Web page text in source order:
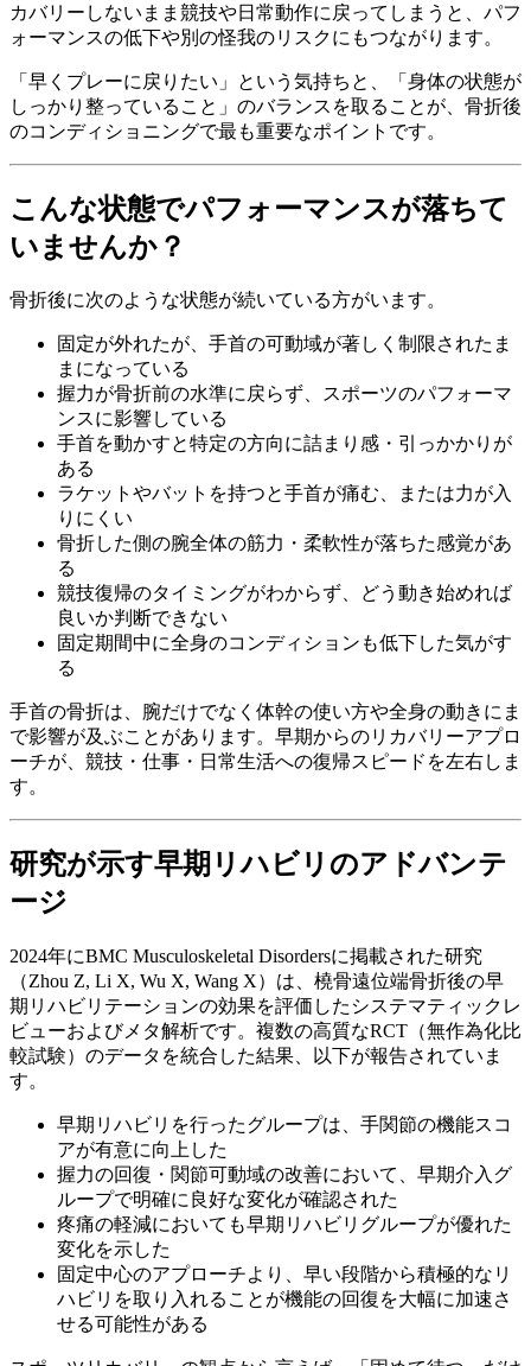
カバリーしないまま競技や日常動作に戻ってしまうと、パフ
ォーマンスの低下や別の怪我のリスクにもつながります。
「早くプレーに戻りたい」という気持ちと、「身体の状態が
しっかり整っていること」のバランスを取ることが、骨折後
のコンディショニングで最も重要なポイントです。
こんな状態でパフォーマンスが落ちて
いませんか？
骨折後に次のような状態が続いている方がいます。
固定が外れたが、手首の可動域が著しく制限されたま
まになっている
握力が骨折前の水準に戻らず、スポーツのパフォーマ
ンスに影響している
手首を動かすと特定の方向に詰まり感・引っかかりが
ある
ラケットやバットを持つと手首が痛む、または力が入
りにくい
骨折した側の腕全体の筋力・柔軟性が落ちた感覚があ
る
競技復帰のタイミングがわからず、どう動き始めれば
良いか判断できない
固定期間中に全身のコンディションも低下した気がす
る
手首の骨折は、腕だけでなく体幹の使い方や全身の動きにま
で影響が及ぶことがあります。早期からのリカバリーアプロ
ーチが、競技・仕事・日常生活への復帰スピードを左右しま
す。
研究が示す早期リハビリのアドバンテ
ージ
2024年にBMC Musculoskeletal Disordersに掲載された研究
（Zhou Z, Li X, Wu X, Wang X）は、橈骨遠位端骨折後の早
期リハビリテーションの効果を評価したシステマティックレ
ビューおよびメタ解析です。複数の高質なRCT（無作為化比
較試験）のデータを統合した結果、以下が報告されていま
す。
早期リハビリを行ったグループは、手関節の機能スコ
アが有意に向上した
握力の回復・関節可動域の改善において、早期介入グ
ループで明確に良好な変化が確認された
疼痛の軽減においても早期リハビリグループが優れた
変化を示した
固定中心のアプローチより、早い段階から積極的なリ
ハビリを取り入れることが機能の回復を大幅に加速さ
せる可能性がある